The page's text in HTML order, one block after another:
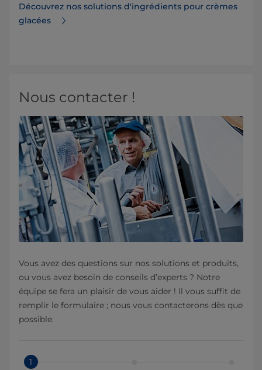
Découvrez nos solutions d'ingrédients pour crèmes
glacées
Nous contacter !
Vous avez des questions sur nos solutions et produits,
ou vous avez besoin de conseils d’experts ? Notre
équipe se fera un plaisir de vous aider ! Il vous suffit de
remplir le formulaire ; nous vous contacterons dès que
possible.
1